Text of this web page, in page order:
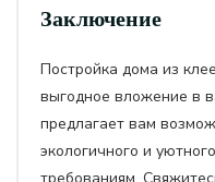
Заключение
Постройка дома из
выгодное вложение в
предлагает вам
экологичного и